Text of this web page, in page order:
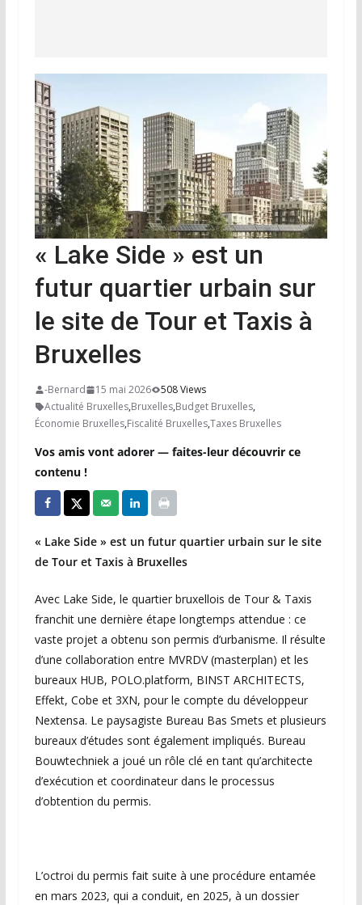
« Lake Side » est un
futur quartier urbain sur
le site de Tour et Taxis à
Bruxelles
-Bernard 15 mai 2026
508 Views
Actualité Bruxelles,Bruxelles,Budget Bruxelles,
Économie Bruxelles,Fiscalité Bruxelles,Taxes Bruxelles
Vos amis vont adorer — faites-leur découvrir ce
contenu !
« Lake Side » est un futur quartier urbain sur le site
de Tour et Taxis à Bruxelles
Avec Lake Side, le quartier bruxellois de Tour & Taxis
franchit une dernière étape longtemps attendue : ce
vaste projet a obtenu son permis d’urbanisme. Il résulte
d’une collaboration entre MVRDV (masterplan) et les
bureaux HUB, POLO.platform, BINST ARCHITECTS,
Effekt, Cobe et 3XN, pour le compte du développeur
Nextensa. Le paysagiste Bureau Bas Smets et plusieurs
bureaux d’études sont également impliqués. Bureau
Bouwtechniek a joué un rôle clé en tant qu’architecte
d’exécution et coordinateur dans le processus
d’obtention du permis.
L’octroi du permis fait suite à une procédure entamée
en mars 2023, qui a conduit, en 2025, à un dossier